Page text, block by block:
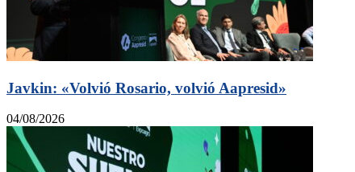
Javkin: «Volvió Rosario, volvió Aapresid»
04/08/2026